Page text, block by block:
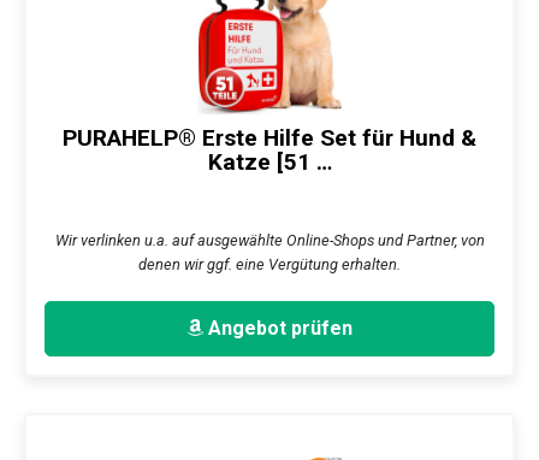
PURAHELP® Erste Hilfe Set für Hund &
Katze [51 …
Wir verlinken u.a. auf ausgewählte Online-Shops und Partner, von
denen wir ggf. eine Vergütung erhalten.
Angebot prüfen